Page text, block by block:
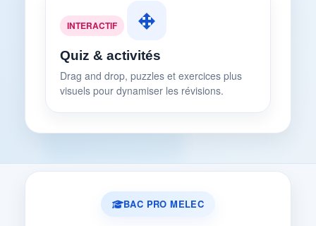
INTERACTIF
Quiz & activités
Drag and drop, puzzles et exercices plus
visuels pour dynamiser les révisions.
BAC PRO MELEC